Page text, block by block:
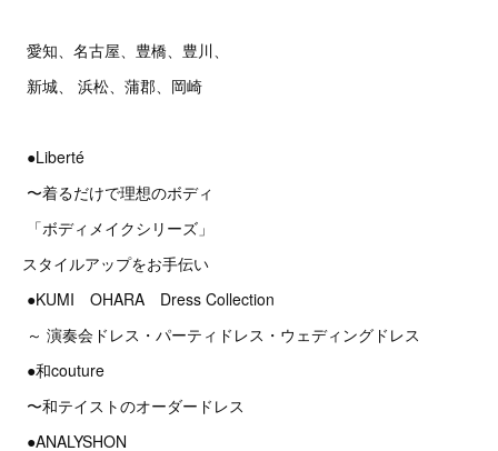
愛知、名古屋、豊橋、豊川、
新城、 浜松、蒲郡、岡崎
●Liberté
〜着るだけで理想のボディ
「ボディメイクシリーズ」
スタイルアップをお手伝い
●KUMI OHARA Dress Collection
～ 演奏会ドレス・パーティドレス・ウェディングドレス
●和couture
〜和テイストのオーダードレス
●ANALYSHON